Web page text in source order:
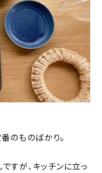
のものばかり。
すが、キッチンに立っ